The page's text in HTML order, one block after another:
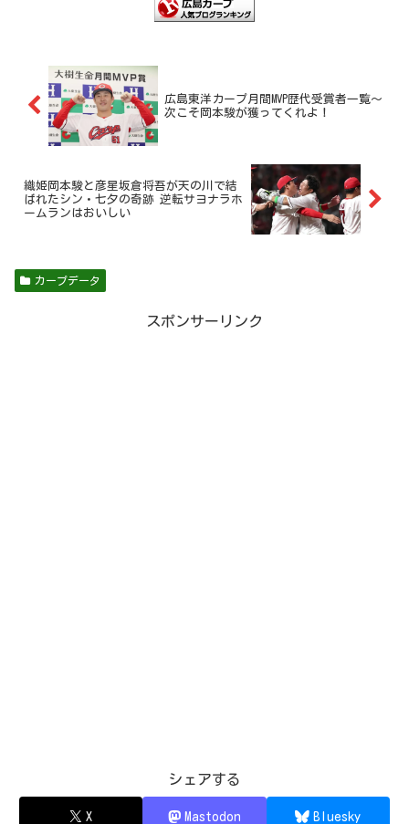
広島東洋カープ月間MVP歴代受賞者一覧～
次こそ岡本駿が獲ってくれよ！
織姫岡本駿と彦星坂倉将吾が天の川で結
ばれたシン・七夕の奇跡 逆転サヨナラホ
ームランはおいしい
カープデータ
スポンサーリンク
シェアする
X Mastodon Bluesky